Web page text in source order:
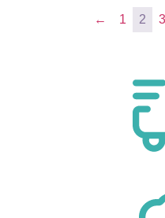
← 1 2 3